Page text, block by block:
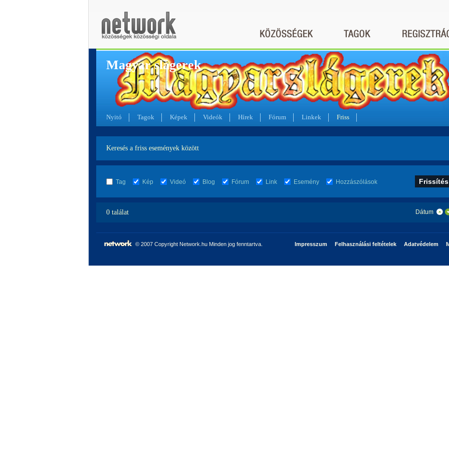
Magyar slágerek
Nyitó Tagok Képek Videók Hírek Fórum Linkek Friss
Keresés a friss események között
Tag Kép Videó Blog Fórum Link Esemény Hozzászólások
0 találat Dátum
© 2007 Copyright Network.hu Minden jog fenntartva. Impresszum Felhasználási feltételek Adatvédelem